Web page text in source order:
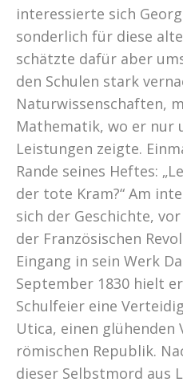
interessierte sich
sonderlich für diese
schätzte dafür aber
den Schulen stark
Naturwissenschaften,
Mathematik, wo er
Leistungen zeigte.
Rande seines Heftes:
der tote Kram?“ Am
sich der Geschichte,
der Französischen
Eingang in sein Werk
September 1830 hielt
Schulfeier eine
Utica, einen glühenden
römischen Republik.
dieser Selbstmord aus